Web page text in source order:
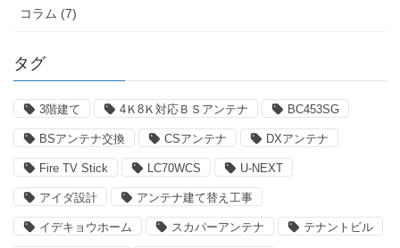
コラム (7)
タグ
3階建て 4Ｋ8Ｋ対応ＢＳアンテナ BC453SG
BSアンテナ交換 CSアンテナ DXアンテナ
Fire TV Stick LC70WCS U-NEXT
アイダ設計 アンテナ建て替え工事
イデキョウホーム スカパーアンテナ テナントビル